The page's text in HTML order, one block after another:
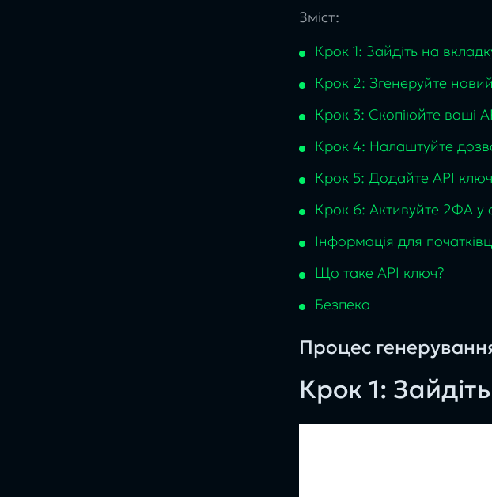
Зміст:
Крок 1: Зайдіть на
Крок 2: Згенеруйте
Крок 3: Скопіюйте ваші
Крок 4: Налаштуйте
Крок 5: Додайте API
Крок 6: Активуйте 2ФА у
Інформація для
Що таке API ключ?
Безпека
Процес
Крок 1: